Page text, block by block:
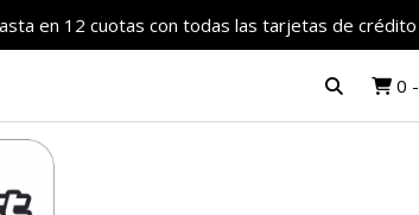
en 12 cuotas con todas las tarjetas de crédito
0 -